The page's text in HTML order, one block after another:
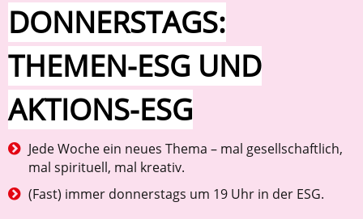
DONNERSTAGS:
THEMEN-ESG UND
AKTIONS-ESG
Jede Woche ein neues Thema – mal gesellschaftlich,
mal spirituell, mal kreativ.
(Fast) immer donnerstags um 19 Uhr in der ESG.